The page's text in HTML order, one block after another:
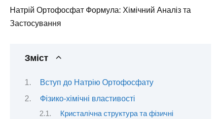
Натрій Ортофосфат Формула: Хімічний Аналіз та
Застосування
Зміст
Вступ до Натрію Ортофосфату
Фізико-хімічні властивості
Кристалічна структура та фізичні